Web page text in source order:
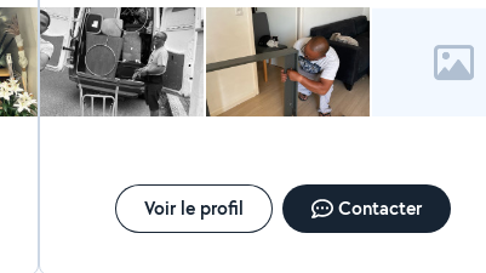
mes meubles en 3heures et dans une très bonne ambiance et
avec un très grand soin je le recommande vivement.Faites lui
confiance il s' occupé de tout et niveau tarif il est très
compétitifs Mille mercis encore à Forest et son collègue
Voir le profil Contacter